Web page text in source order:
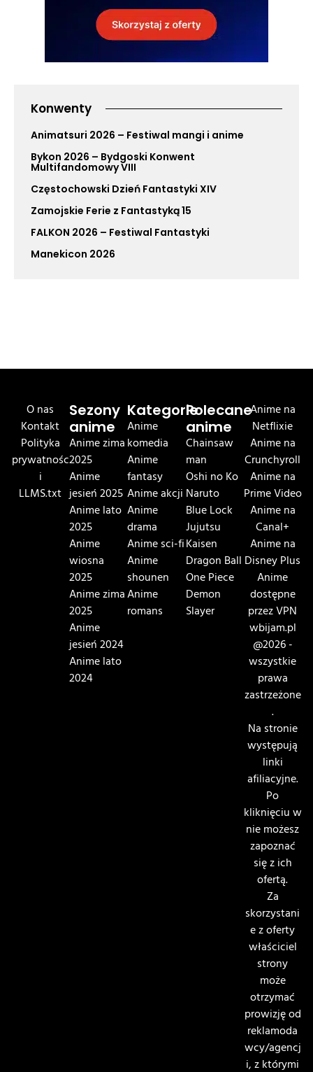
Konwenty
Animatsuri 2026 – Festiwal mangi i anime
Bykon 2026 – Bydgoski Konwent
Multifandomowy VIII
Częstochowski Dzień Fantastyki XIV
Zamojskie Ferie z Fantastyką 15
FALKON 2026 – Festiwal Fantastyki
Manekicon 2026
O nas
Kontakt
Polityka
prywatnośc
i
LLMS.txt
Sezony
anime
Anime zima
2025
Anime
jesień 2025
Anime lato
2025
Anime
wiosna
2025
Anime zima
2025
Anime
jesień 2024
Anime lato
2024
Kategorie
Anime
komedia
Anime
fantasy
Anime akcji
Anime
drama
Anime sci-fi
Anime
shounen
Anime
romans
Polecane
anime
Chainsaw
man
Oshi no Ko
Naruto
Blue Lock
Jujutsu
Kaisen
Dragon Ball
One Piece
Demon
Slayer
Anime na
Netflixie
Anime na
Crunchyroll
Anime na
Prime Video
Anime na
Canal+
Anime na
Disney Plus
Anime
dostępne
przez VPN
wbijam.pl
@2026 -
wszystkie
prawa
zastrzeżone
.
Na stronie
występują
linki
afiliacyjne.
Po
kliknięciu w
nie możesz
zapoznać
się z ich
ofertą.
Za
skorzystani
e z oferty
właściciel
strony
może
otrzymać
prowizję od
reklamoda
wcy/agencj
i, z którymi